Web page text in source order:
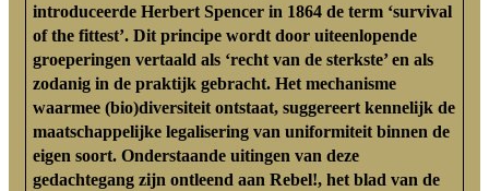
introduceerde Herbert Spencer in 1864 de term ‘survival
of the fittest’. Dit principe wordt door uiteenlopende
groeperingen vertaald als ‘recht van de sterkste’ en als
zodanig in de praktijk gebracht. Het mechanisme
waarmee (bio)diversiteit ontstaat, suggereert kennelijk de
maatschappelijke legalisering van uniformiteit binnen de
eigen soort. Onderstaande uitingen van deze
gedachtegang zijn ontleend aan Rebel!, het blad van de